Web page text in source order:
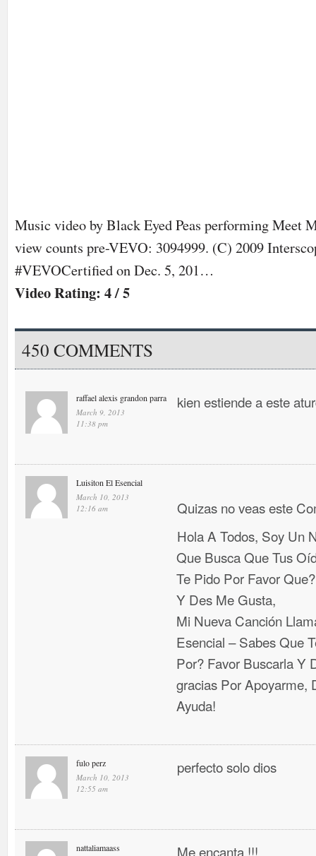
Music video by Black Eyed Peas performing Meet
view counts pre-VEVO: 3094999. (C) 2009
#VEVOCertified on Dec. 5, 201…
Video Rating: 4 / 5
450 COMMENTS
raffael alexis grandon parra
March 9, 2013
11:38 pm
kien estiende a este
Luisiton El Esencial
March 10, 2013
12:16 am
Quizas no veas este
Hola A Todos, Soy Un
Que Busca Que Tus
Te Pido Por Favor
Y Des Me Gusta,
Mi Nueva Canción
Esencial – Sabes Que
Por? Favor Buscarla Y
gracias Por Apoyarme,
Ayuda!
fulo perz
March 10, 2013
12:55 am
perfecto solo dios
nattaliamaass Me encanta !!!